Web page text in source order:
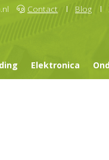
Contact Blog
Elektronica